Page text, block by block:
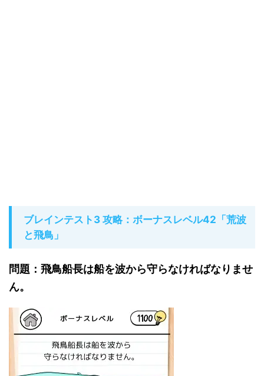
ブレインテスト3 攻略：ボーナスレベル42「荒波
と飛鳥」
問題：飛鳥船長は船を波から守らなければなりませ
ん。